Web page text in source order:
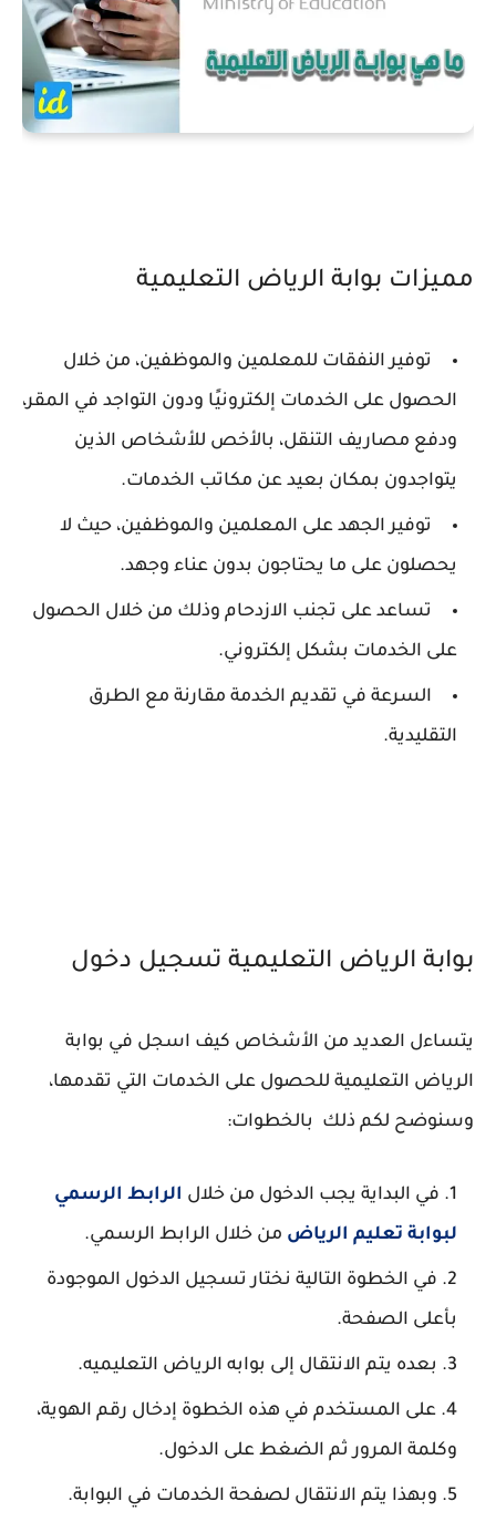
مميزات بوابة الرياض التعليمية
توفير النفقات للمعلمين والموظفين، من خلال
الحصول على الخدمات إلكترونيًا ودون التواجد في المقر،
ودفع مصاريف التنقل، بالأخص للأشخاص الذين
يتواجدون بمكان بعيد عن مكاتب الخدمات.
توفير الجهد على المعلمين والموظفين، حيث لا
يحصلون على ما يحتاجون بدون عناء وجهد.
تساعد على تجنب الازدحام وذلك من خلال الحصول
على الخدمات بشكل إلكتروني.
السرعة في تقديم الخدمة مقارنة مع الطرق
التقليدية.
بوابة الرياض التعليمية تسجيل دخول
يتساءل العديد من الأشخاص كيف اسجل في بوابة
الرياض التعليمية للحصول على الخدمات التي تقدمها،
وسنوضح لكم ذلك بالخطوات:
في البداية يجب الدخول من خلال الرابط الرسمي
لبوابة تعليم الرياض من خلال الرابط الرسمي.
في الخطوة التالية نختار تسجيل الدخول الموجودة
بأعلى الصفحة.
بعده يتم الانتقال إلى بوابه الرياض التعليميه.
على المستخدم في هذه الخطوة إدخال رقم الهوية،
وكلمة المرور ثم الضغط على الدخول.
وبهذا يتم الانتقال لصفحة الخدمات في البوابة.